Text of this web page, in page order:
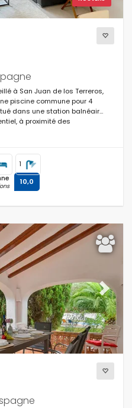
à San Juan de los Terreros,
piscine commune pour 4
dans une station balnéaire,
à proximité des
1
10,0
Next